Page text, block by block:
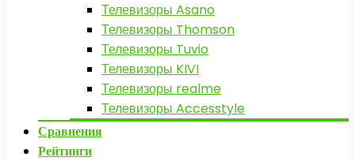
Телевизоры Asano
Телевизоры Thomson
Телевизоры Tuvio
Телевизоры KIVI
Телевизоры realme
Телевизоры Accesstyle
Сравнения
Рейтинги